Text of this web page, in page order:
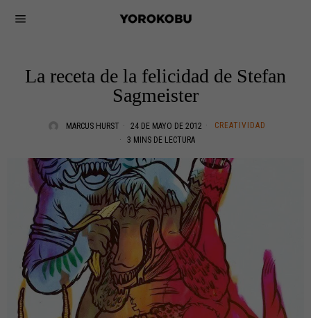
La receta de la felicidad de Stefan
Sagmeister
MARCUS HURST 24 DE MAYO DE 2012
CREATIVIDAD
3 MINS DE LECTURA